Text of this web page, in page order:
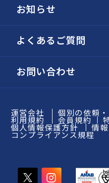
お知らせ
よくあるご質問
お問い合わせ
運営会社 個別の依頼
利用規約 会員規約
個人情報保護方針 情
コンプライアンス規程